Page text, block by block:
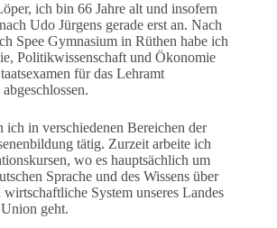
ich bin 66 Jahre alt und insofern
Udo Jürgens gerade erst an. Nach
Spee Gymnasium in Rüthen habe ich
Politikwissenschaft und Ökonomie
für das Lehramt
ich in verschiedenen Bereichen der
tätig. Zurzeit arbeite ich
wo es hauptsächlich um
Sprache und des Wissens über
System unseres Landes
geht.